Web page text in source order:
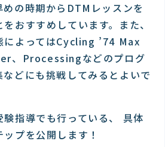
の時期からDTMレッスンを
おすすめしています。また、
によってはCycling ’74 Max
、Processingなどのプログ
どにも挑戦してみるとよいで
指導でも行っている、 具体
プを公開します！